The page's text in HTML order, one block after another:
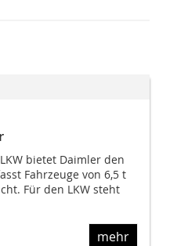
bietet Daimler den
Fahrzeuge von 6,5 t
Für den LKW steht
mehr